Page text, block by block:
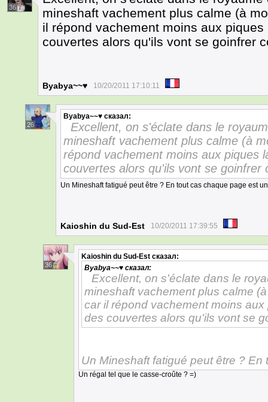
36
mineshaft vachement plus calme (à
il répond vachement moins aux
couvertes alors qu'ils vont se goinfrer
Byabya~~♥ 10/20/2011 17:10:11
26
Byabya~~♥ сказал:
Excellent, on s'éclate dans le
mineshaft vachement plus calme (à
répond vachement moins aux piques
couvertes alors qu'ils vont se goinfrer
Un Mineshaft fatigué peut être ? En tout cas chaque page est
Kaioshin du Sud-Est 10/20/2011 17:39:55
36
Kaioshin du Sud-Est сказал:
Byabya~~♥ сказал:
Excellent, on s'éclate dans le
mineshaft vachement plus calme
car il répond vachement moins
des couvertes alors qu'ils vont se
Un Mineshaft fatigué peut être ?
Un régal tel que le casse-croûte ? =)